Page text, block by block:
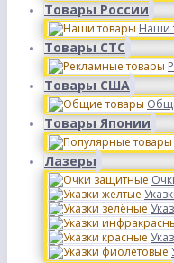
Товары России
Наши
Товары СТС
Товары США
Товары Японии
Лазеры